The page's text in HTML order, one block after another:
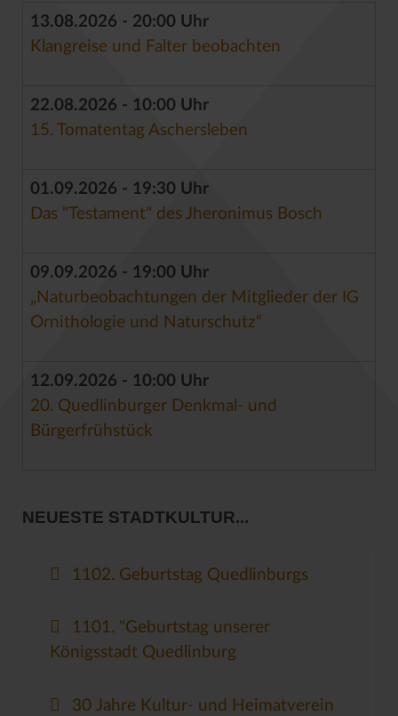
13.08.2026 - 20:00 Uhr
Klangreise und Falter beobachten
22.08.2026 - 10:00 Uhr
15. Tomatentag Aschersleben
01.09.2026 - 19:30 Uhr
Das "Testament" des Jheronimus Bosch
09.09.2026 - 19:00 Uhr
„Naturbeobachtungen der Mitglieder der IG
Ornithologie und Naturschutz“
12.09.2026 - 10:00 Uhr
20. Quedlinburger Denkmal- und
Bürgerfrühstück
NEUESTE STADTKULTUR...
1102. Geburtstag Quedlinburgs
1101. "Geburtstag unserer
Königsstadt Quedlinburg
30 Jahre Kultur- und Heimatverein